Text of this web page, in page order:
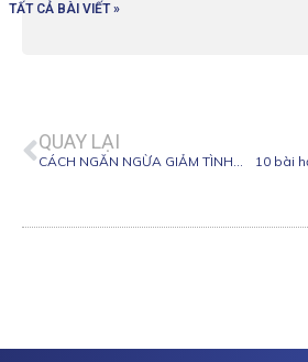
TẤT CẢ BÀI VIẾT »
QUAY LẠI
CÁCH NGĂN NGỪA GIẢM TÌNH TRẠNG STRESS CHO MÈO 10 bài